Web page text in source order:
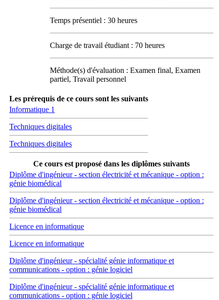
Temps présentiel : 30 heures
Charge de travail étudiant : 70 heures
Méthode(s) d'évaluation : Examen final, Examen
partiel, Travail personnel
Les prérequis de ce cours sont les suivants
Informatique 1
Techniques digitales
Techniques digitales
Ce cours est proposé dans les diplômes suivants
Diplôme d'ingénieur - section électricité et mécanique - option :
génie biomédical
Diplôme d'ingénieur - section électricité et mécanique - option :
génie biomédical
Licence en informatique
Licence en informatique
Diplôme d'ingénieur - spécialité génie informatique et
communications - option : génie logiciel
Diplôme d'ingénieur - spécialité génie informatique et
communications - option : génie logiciel